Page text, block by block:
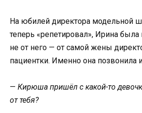
На юбилей директора модельной
теперь «репетировал», Ирина
не от него — от самой жены
пациентки. Именно она позвонила
— Кирюша пришёл с какой-то
от тебя?